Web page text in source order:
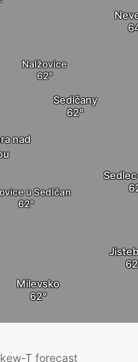
Sedlčany
Milevsko
u Sedlčan
nad
Nalžovice
T forecast